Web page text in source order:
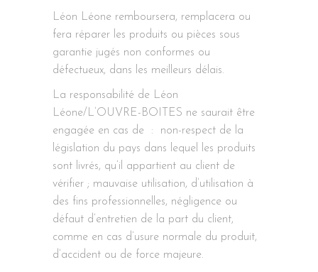
Léon Léone remboursera, remplacera ou
fera réparer les produits ou pièces sous
garantie jugés non conformes ou
défectueux, dans les meilleurs délais.
La responsabilité de Léon
Léone/L’OUVRE-BOITES ne saurait être
engagée en cas de : non-respect de la
législation du pays dans lequel les produits
sont livrés, qu’il appartient au client de
vérifier ; mauvaise utilisation, d’utilisation à
des fins professionnelles, négligence ou
défaut d’entretien de la part du client,
comme en cas d’usure normale du produit,
d’accident ou de force majeure.